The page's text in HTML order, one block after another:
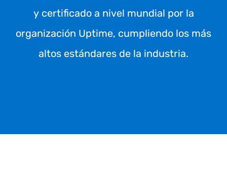
y certificado a nivel mundial por la
organización Uptime, cumpliendo los más
altos estándares de la industria.